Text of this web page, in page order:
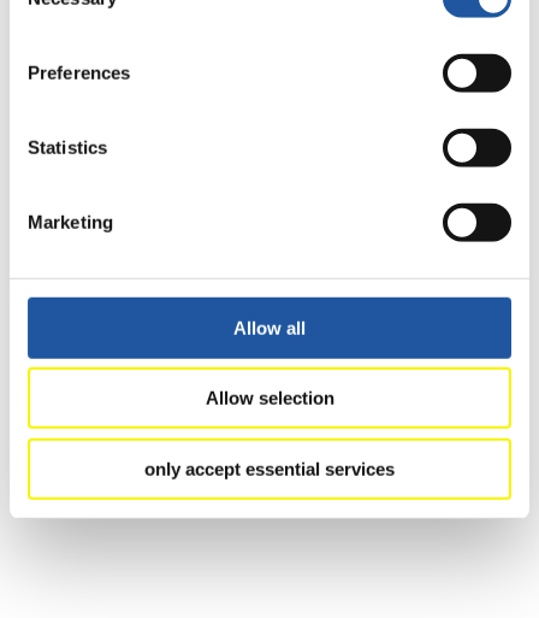
Preferences
Statistics
Marketing
Allow all
Allow selection
only accept essential services